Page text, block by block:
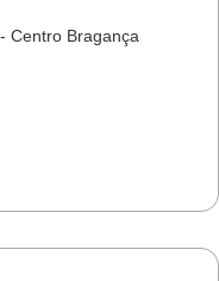
Centro Bragança